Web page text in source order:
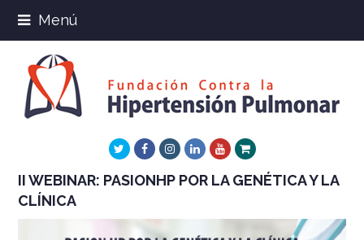
Menú
TwitterFacebookInstagram
LinkedInYoutube
Xing
II WEBINAR: PASIONHP POR LA GENÉTICA Y LA
CLÍNICA